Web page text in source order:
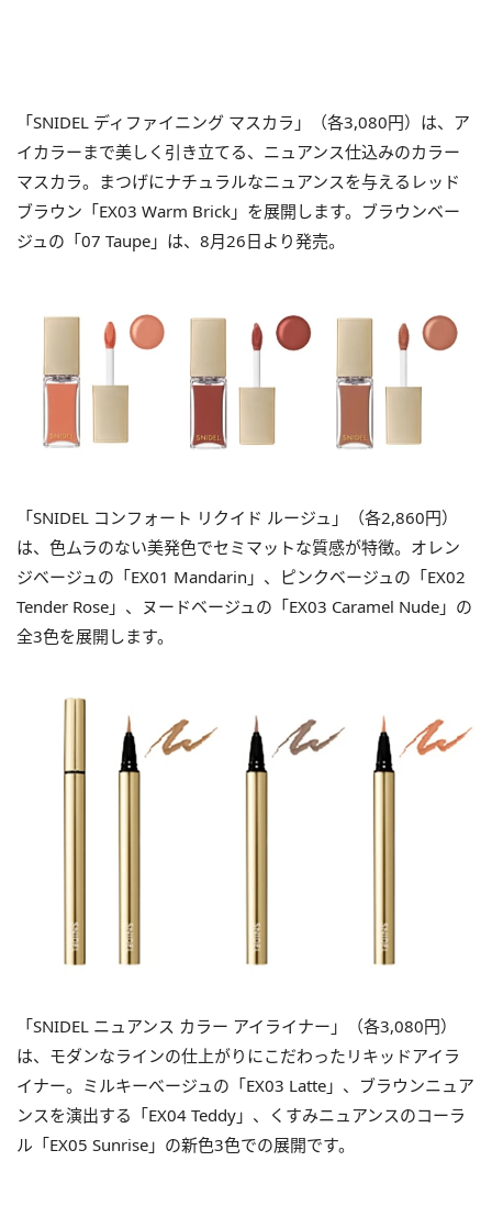
「SNIDEL ディファイニング マスカラ」（各3,080円）は、ア
イカラーまで美しく引き立てる、ニュアンス仕込みのカラー
マスカラ。まつげにナチュラルなニュアンスを与えるレッド
ブラウン「EX03 Warm Brick」を展開します。ブラウンベー
ジュの「07 Taupe」は、8月26日より発売。
「SNIDEL コンフォート リクイド ルージュ」（各2,860円）
は、色ムラのない美発色でセミマットな質感が特徴。オレン
ジベージュの「EX01 Mandarin」、ピンクベージュの「EX02
Tender Rose」、ヌードベージュの「EX03 Caramel Nude」の
全3色を展開します。
「SNIDEL ニュアンス カラー アイライナー」（各3,080円）
は、モダンなラインの仕上がりにこだわったリキッドアイラ
イナー。ミルキーべージュの「EX03 Latte」、ブラウンニュア
ンスを演出する「EX04 Teddy」、くすみニュアンスのコーラ
ル「EX05 Sunrise」の新色3色での展開です。